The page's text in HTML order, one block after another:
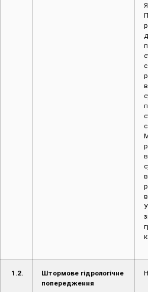
1 .2.
Штормове гідрологічне
попередження